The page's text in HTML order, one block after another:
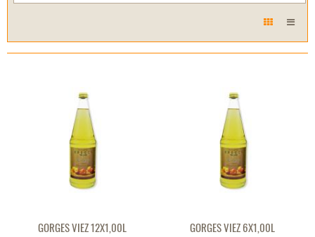
GORGES VIEZ 12X1,00L GORGES VIEZ 6X1,00L